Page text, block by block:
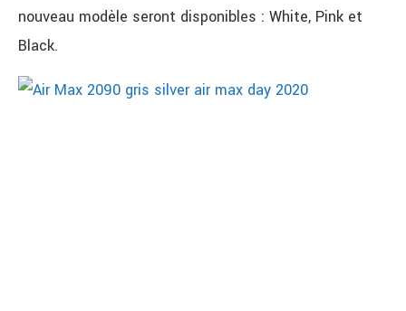
nouveau modèle seront disponibles : White, Pink et
Black.